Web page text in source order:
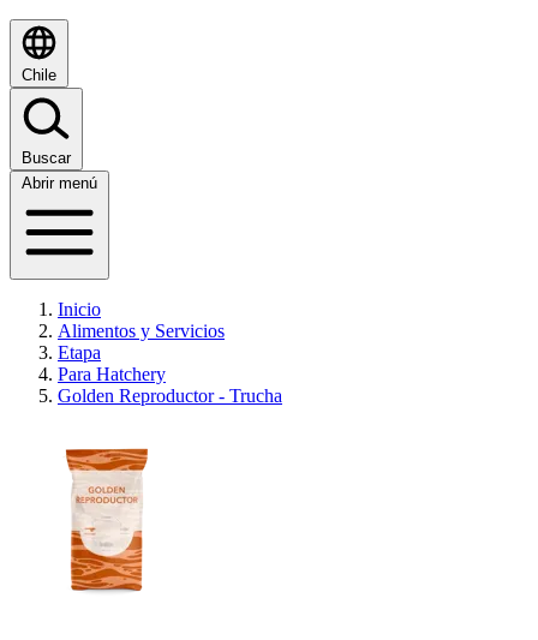
Chile
Buscar
Abrir menú
Inicio
Alimentos y Servicios
Etapa
Para Hatchery
Golden Reproductor - Trucha